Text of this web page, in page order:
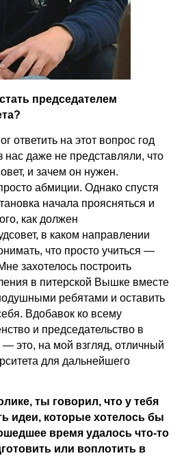
председателем
ответить на этот вопрос год
нас даже не представляли, что
и зачем он нужен.
абмиции. Однако спустя
начала проясняться и
как должен
в каком направлении
что просто учиться —
захотелось построить
в питерской Вышке вместе
ребятами и оставить
Вдобавок ко всему
и председательство в
— это, на мой взгляд, отличный
для дальнейшего
ты говорил, что у тебя
идеи, которые хотелось бы
время удалось что-то
или воплотить в